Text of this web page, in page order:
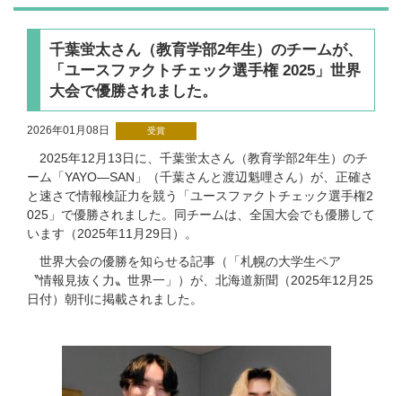
千葉蛍太さん（教育学部2年生）のチームが、
「ユースファクトチェック選手権 2025」世界
大会で優勝されました。
2026年01月08日 受賞
2025年12月13日に、千葉蛍太さん（教育学部2年生）のチ
ーム「YAYO―SAN」（千葉さんと渡辺魁哩さん）が、正確さ
と速さで情報検証力を競う「ユースファクトチェック選手権2
025」で優勝されました。同チームは、全国大会でも優勝して
います（2025年11月29日）。
世界大会の優勝を知らせる記事（「札幌の大学生ペア
〝情報見抜く力〟世界一」）が、北海道新聞（2025年12月25
日付）朝刊に掲載されました。